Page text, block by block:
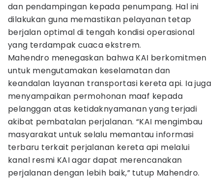
dan pendampingan kepada penumpang. Hal ini
dilakukan guna memastikan pelayanan tetap
berjalan optimal di tengah kondisi operasional
yang terdampak cuaca ekstrem.
Mahendro menegaskan bahwa KAI berkomitmen
untuk mengutamakan keselamatan dan
keandalan layanan transportasi kereta api. Ia juga
menyampaikan permohonan maaf kepada
pelanggan atas ketidaknyamanan yang terjadi
akibat pembatalan perjalanan. “KAI mengimbau
masyarakat untuk selalu memantau informasi
terbaru terkait perjalanan kereta api melalui
kanal resmi KAI agar dapat merencanakan
perjalanan dengan lebih baik,” tutup Mahendro.